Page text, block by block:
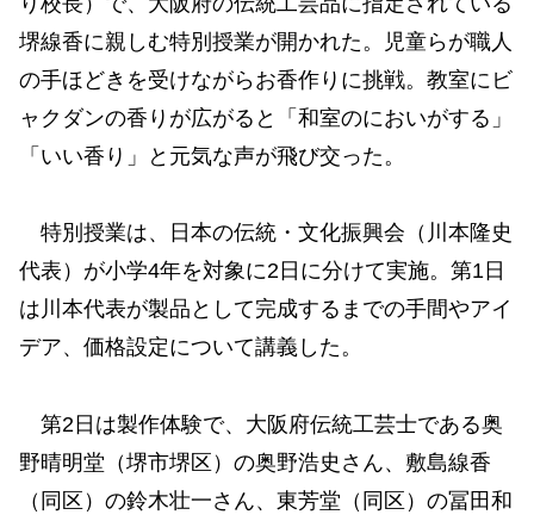
堺線香に親しむ特別授業が開かれた。児童らが職人
の手ほどきを受けながらお香作りに挑戦。教室にビ
ャクダンの香りが広がると「和室のにおいがする」
「いい香り」と元気な声が飛び交った。
特別授業は、日本の伝統・文化振興会（川本隆史
代表）が小学4年を対象に2日に分けて実施。第1日
は川本代表が製品として完成するまでの手間やアイ
デア、価格設定について講義した。
第2日は製作体験で、大阪府伝統工芸士である奥
野晴明堂（堺市堺区）の奥野浩史さん、敷島線香
（同区）の鈴木壮一さん、東芳堂（同区）の冨田和